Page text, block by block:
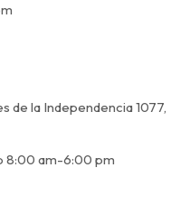
de la Independencia 1077,
8:00 am-6:00 pm